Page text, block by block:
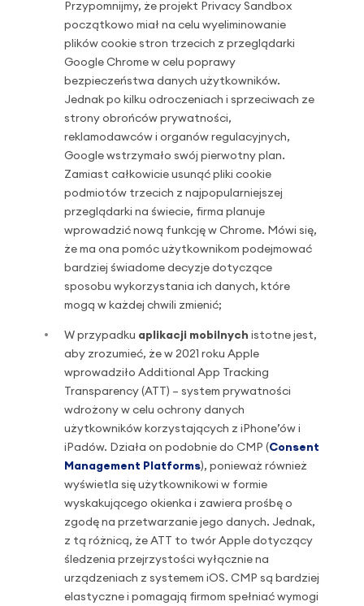
Przypomnijmy, że projekt Privacy Sandbox
początkowo miał na celu wyeliminowanie
plików cookie stron trzecich z przeglądarki
Google Chrome w celu poprawy
bezpieczeństwa danych użytkowników.
Jednak po kilku odroczeniach i sprzeciwach ze
strony obrońców prywatności,
reklamodawców i organów regulacyjnych,
Google wstrzymało swój pierwotny plan.
Zamiast całkowicie usunąć pliki cookie
podmiotów trzecich z najpopularniejszej
przeglądarki na świecie, firma planuje
wprowadzić nową funkcję w Chrome. Mówi się,
że ma ona pomóc użytkownikom podejmować
bardziej świadome decyzje dotyczące
sposobu wykorzystania ich danych, które
mogą w każdej chwili zmienić;
W przypadku aplikacji mobilnych istotne jest,
aby zrozumieć, że w 2021 roku Apple
wprowadziło Additional App Tracking
Transparency (ATT) – system prywatności
wdrożony w celu ochrony danych
użytkowników korzystających z iPhone’ów i
iPadów. Działa on podobnie do CMP (Consent
Management Platforms), ponieważ również
wyświetla się użytkownikowi w formie
wyskakującego okienka i zawiera prośbę o
zgodę na przetwarzanie jego danych. Jednak,
z tą różnicą, że ATT to twór Apple dotyczący
śledzenia przejrzystości wyłącznie na
urządzeniach z systemem iOS. CMP są bardziej
elastyczne i pomagają firmom spełniać wymogi